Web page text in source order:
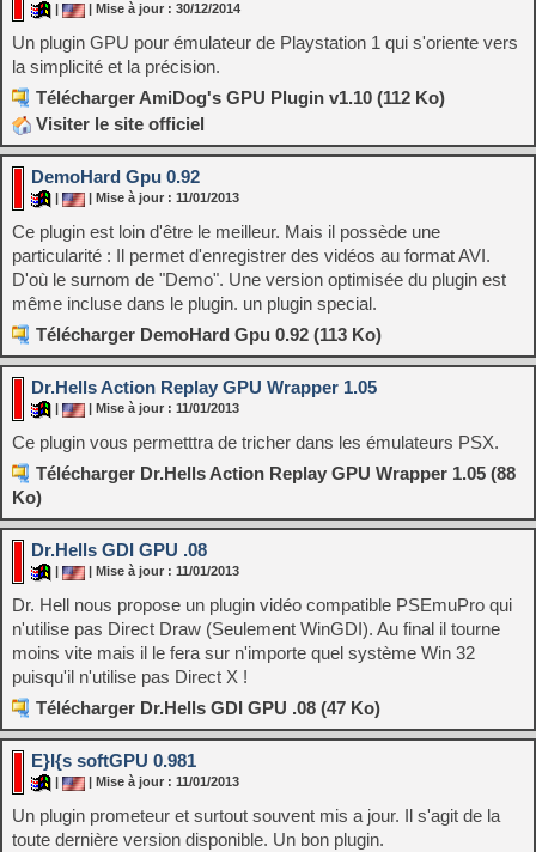
| Mise à jour : 30/12/2014
Un plugin GPU pour émulateur de Playstation 1 qui s'oriente vers
la simplicité et la précision.
Télécharger AmiDog's GPU Plugin v1.10 (112 Ko)
Visiter le site officiel
DemoHard Gpu 0.92
| Mise à jour : 11/01/2013
Ce plugin est loin d'être le meilleur. Mais il possède une
particularité : Il permet d'enregistrer des vidéos au format AVI.
D'où le surnom de "Demo". Une version optimisée du plugin est
même incluse dans le plugin. un plugin special.
Télécharger DemoHard Gpu 0.92 (113 Ko)
Dr.Hells Action Replay GPU Wrapper 1.05
| Mise à jour : 11/01/2013
Ce plugin vous permetttra de tricher dans les émulateurs PSX.
Télécharger Dr.Hells Action Replay GPU Wrapper 1.05 (88
Ko)
Dr.Hells GDI GPU .08
| Mise à jour : 11/01/2013
Dr. Hell nous propose un plugin vidéo compatible PSEmuPro qui
n'utilise pas Direct Draw (Seulement WinGDI). Au final il tourne
moins vite mais il le fera sur n'importe quel système Win 32
puisqu'il n'utilise pas Direct X !
Télécharger Dr.Hells GDI GPU .08 (47 Ko)
E}I{s softGPU 0.981
| Mise à jour : 11/01/2013
Un plugin prometeur et surtout souvent mis a jour. Il s'agit de la
toute dernière version disponible. Un bon plugin.